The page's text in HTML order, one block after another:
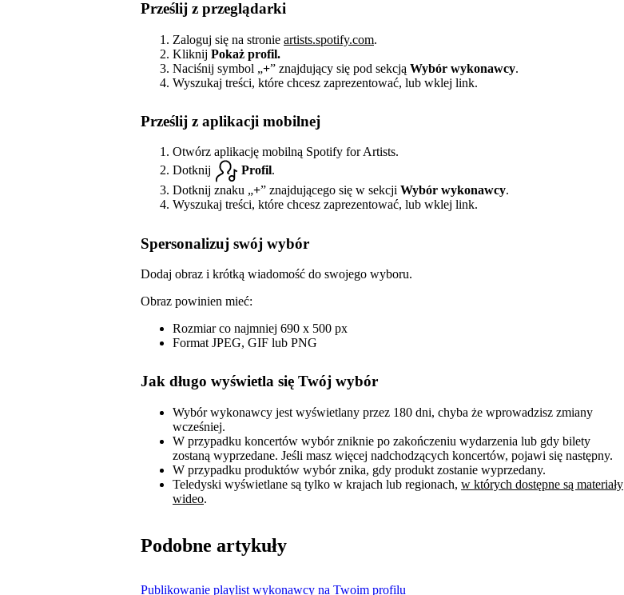
Prześlij z przeglądarki
Zaloguj się na stronie artists.spotify.com.
Kliknij Pokaż profil.
Naciśnij symbol „+” znajdujący się pod sekcją Wybór wykonawcy.
Wyszukaj treści, które chcesz zaprezentować, lub wklej link.
Prześlij z aplikacji mobilnej
Otwórz aplikację mobilną Spotify for Artists.
Dotknij
Profil.
Dotknij znaku „+” znajdującego się w sekcji Wybór wykonawcy.
Wyszukaj treści, które chcesz zaprezentować, lub wklej link.
Spersonalizuj swój wybór
Dodaj obraz i krótką wiadomość do swojego wyboru.
Obraz powinien mieć:
Rozmiar co najmniej 690 x 500 px
Format JPEG, GIF lub PNG
Jak długo wyświetla się Twój wybór
Wybór wykonawcy jest wyświetlany przez 180 dni, chyba że wprowadzisz zmiany
wcześniej.
W przypadku koncertów wybór zniknie po zakończeniu wydarzenia lub gdy bilety
zostaną wyprzedane. Jeśli masz więcej nadchodzących koncertów, pojawi się następny.
W przypadku produktów wybór znika, gdy produkt zostanie wyprzedany.
Teledyski wyświetlane są tylko w krajach lub regionach, w których dostępne są materiały
wideo.
Podobne artykuły
Publikowanie playlist wykonawcy na Twoim profilu